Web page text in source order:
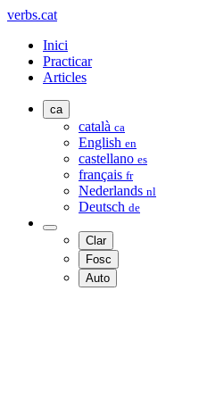
verbs.cat
Inici
Practicar
Articles
ca
català ca
English en
castellano es
français fr
Nederlands nl
Deutsch de
Clar
Fosc
Auto